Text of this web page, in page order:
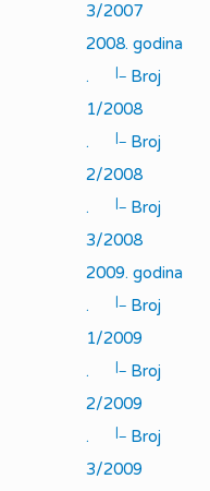
3/2007
2008. godina
.
|_ Broj
1/2008
.
|_ Broj
2/2008
.
|_ Broj
3/2008
2009. godina
.
|_ Broj
1/2009
.
|_ Broj
2/2009
.
|_ Broj
3/2009